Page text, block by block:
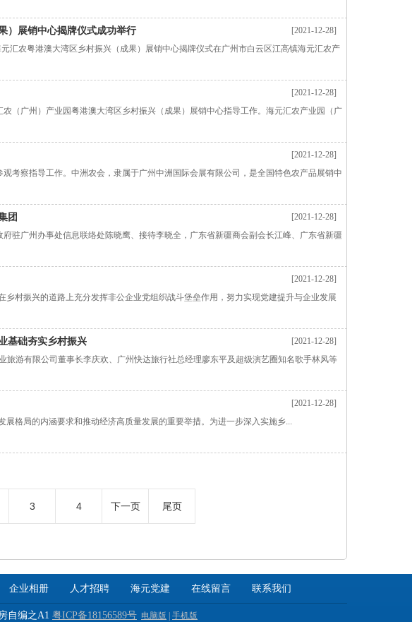
）展销中心揭牌仪式成功举行
[2021-12-28]
农粤港澳大湾区乡村振兴（成果）展销中心揭牌仪式在广州市白云区江高镇海元汇农产
[2021-12-28]
（广州）产业园粤港澳大湾区乡村振兴（成果）展销中心指导工作。海元汇农产业园（广
[2021-12-28]
考察指导工作。中洲农会，隶属于广州中洲国际会展有限公司，是全国特色农产品展销中
团
[2021-12-28]
驻广州办事处信息联络处陈晓鹰、接待李晓全，广东省新疆商会副会长江峰、广东省新疆
[2021-12-28]
村振兴的道路上充分发挥非公企业党组织战斗堡垒作用，努力实现党建提升与企业发展
基础夯实乡村振兴
[2021-12-28]
游有限公司董事长李庆欢、广州快达旅行社总经理廖东平及超级演艺圈知名歌手林风等
[2021-12-28]
格局的内涵要求和推动经济高质量发展的重要举措。为进一步深入实施乡...
3 4 下一页 尾页
企业相册 人才招聘 海元党建 在线留言 联系我们
自编之A1 粤ICP备18156589号 电脑版 手机版